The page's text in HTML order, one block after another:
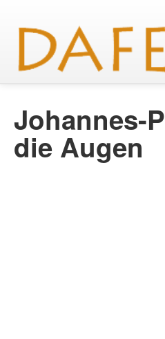
Mitarbeit
Material
Johannes-
die Augen